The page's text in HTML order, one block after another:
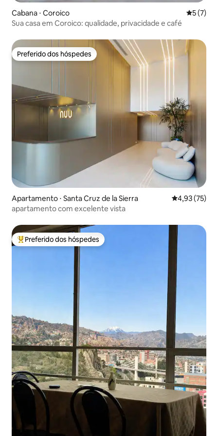
Cabana ⋅ Coroico 5 de
5 (7)
Sua casa em Coroico: qualidade, privacidade e café
Preferido dos hóspedes
Preferido dos hóspedes
Apartamento ⋅ Santa Cruz de la Sierra 4,93 de uma
4,93 (75)
apartamento com excelente vista
Entre os melhores preferidos dos hóspedes
Preferido dos hóspedes